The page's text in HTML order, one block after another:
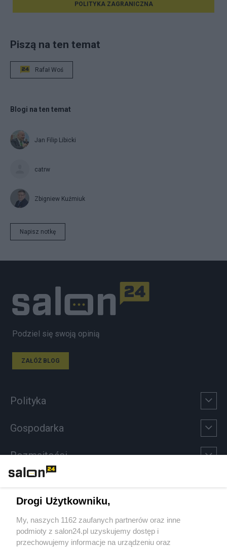
POLITYKA ZAGRANICZNA
Piszą na ten temat
Rafał Woś
Blogi na ten temat
Jan Filip Libicki
catrw
Zbigniew Kuźmiuk
Napisz notkę
Podziel się swoją opinią
ZAŁÓŻ BLOG
Polityka
Gospodarka
Rozmaitości
Sport
Społeczeństwo
Drogi Użytkowniku,
My, naszych 1162 zaufanych partnerów oraz inne
podmioty z salon24.pl uzyskujemy dostęp i
przechowujemy informacje na urządzeniu oraz